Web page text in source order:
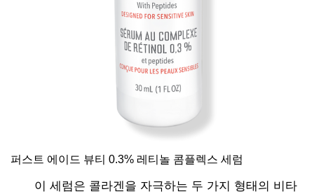
퍼스트 에이드 뷰티 0.3% 레티놀 콤플렉스 세럼
이 세럼은 콜라겐을 자극하는 두 가지 형태의 비타